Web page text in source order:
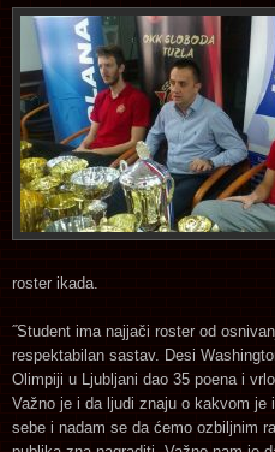
roster ikada.
˝Student ima najjači roster od
respektabilan sastav. Desi
Olimpiji u Ljubljani dao 35 poena i
Važno je i da ljudi znaju o kakvom
sebe i nadam se da ćemo ozbiljnim